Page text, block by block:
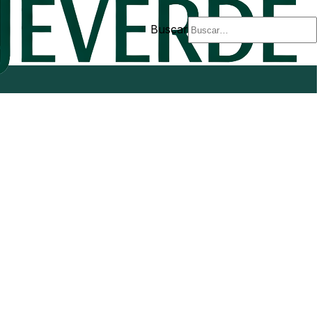
Buscar